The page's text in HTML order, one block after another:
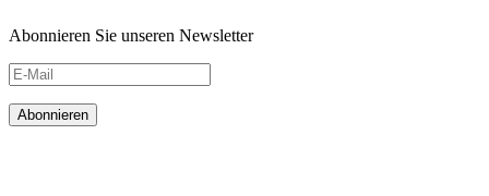
Abonnieren Sie unseren Newsletter